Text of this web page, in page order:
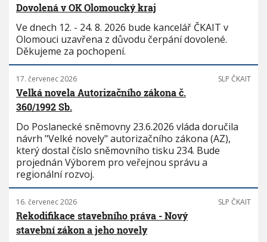
Dovolená v OK Olomoucký kraj
Ve dnech 12. - 24. 8. 2026 bude kancelář ČKAIT v
Olomouci uzavřena z důvodu čerpání dovolené.
Děkujeme za pochopení.
17. červenec 2026 SLP ČKAIT
Velká novela Autorizačního zákona č.
360/1992 Sb.
Do Poslanecké sněmovny 23.6.2026 vláda doručila
návrh "Velké novely" autorizačního zákona (AZ),
který dostal číslo sněmovního tisku 234. Bude
projednán Výborem pro veřejnou správu a
regionální rozvoj.
16. červenec 2026 SLP ČKAIT
Rekodifikace stavebního práva - Nový
stavební zákon a jeho novely